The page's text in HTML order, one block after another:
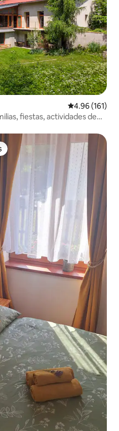
Calificación
4.96 (161)
fiestas, actividades de